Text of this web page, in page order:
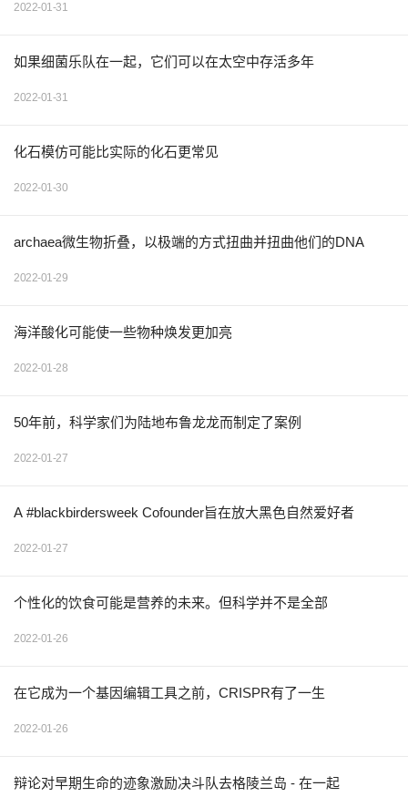
2022-01-31
如果细菌乐队在一起，它们可以在太空中存活多年
2022-01-31
化石模仿可能比实际的化石更常见
2022-01-30
archaea微生物折叠，以极端的方式扭曲并扭曲他们的DNA
2022-01-29
海洋酸化可能使一些物种焕发更加亮
2022-01-28
50年前，科学家们为陆地布鲁龙龙而制定了案例
2022-01-27
A #blackbirdersweek Cofounder旨在放大黑色自然爱好者
2022-01-27
个性化的饮食可能是营养的未来。但科学并不是全部
2022-01-26
在它成为一个基因编辑工具之前，CRISPR有了一生
2022-01-26
辩论对早期生命的迹象激励决斗队去格陵兰岛 - 在一起